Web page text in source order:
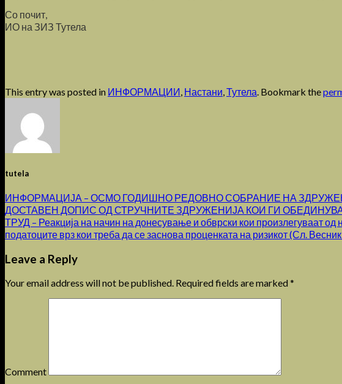
Со почит,
ИО на ЗИЗ Тутела
This entry was posted in ИНФОРМАЦИИ Настани Тутела . Bookmark the
tutela
ИНФОРМАЦИЈА – ОСМО ГОДИШНО РЕДОВНО СОБРАНИЕ НА
ДОСТАВЕН ДОПИС ОД СТРУЧНИТЕ ЗДРУЖЕНИЈА КОИ ГИ
ТРУД – Реакција на начин на донесување и обврски кои произлегуваат од
податоците врз кои треба да се заснова проценката на ризикот (Сл.
Leave a Reply
Your email address will not be published. Required fields are marked*
Comment